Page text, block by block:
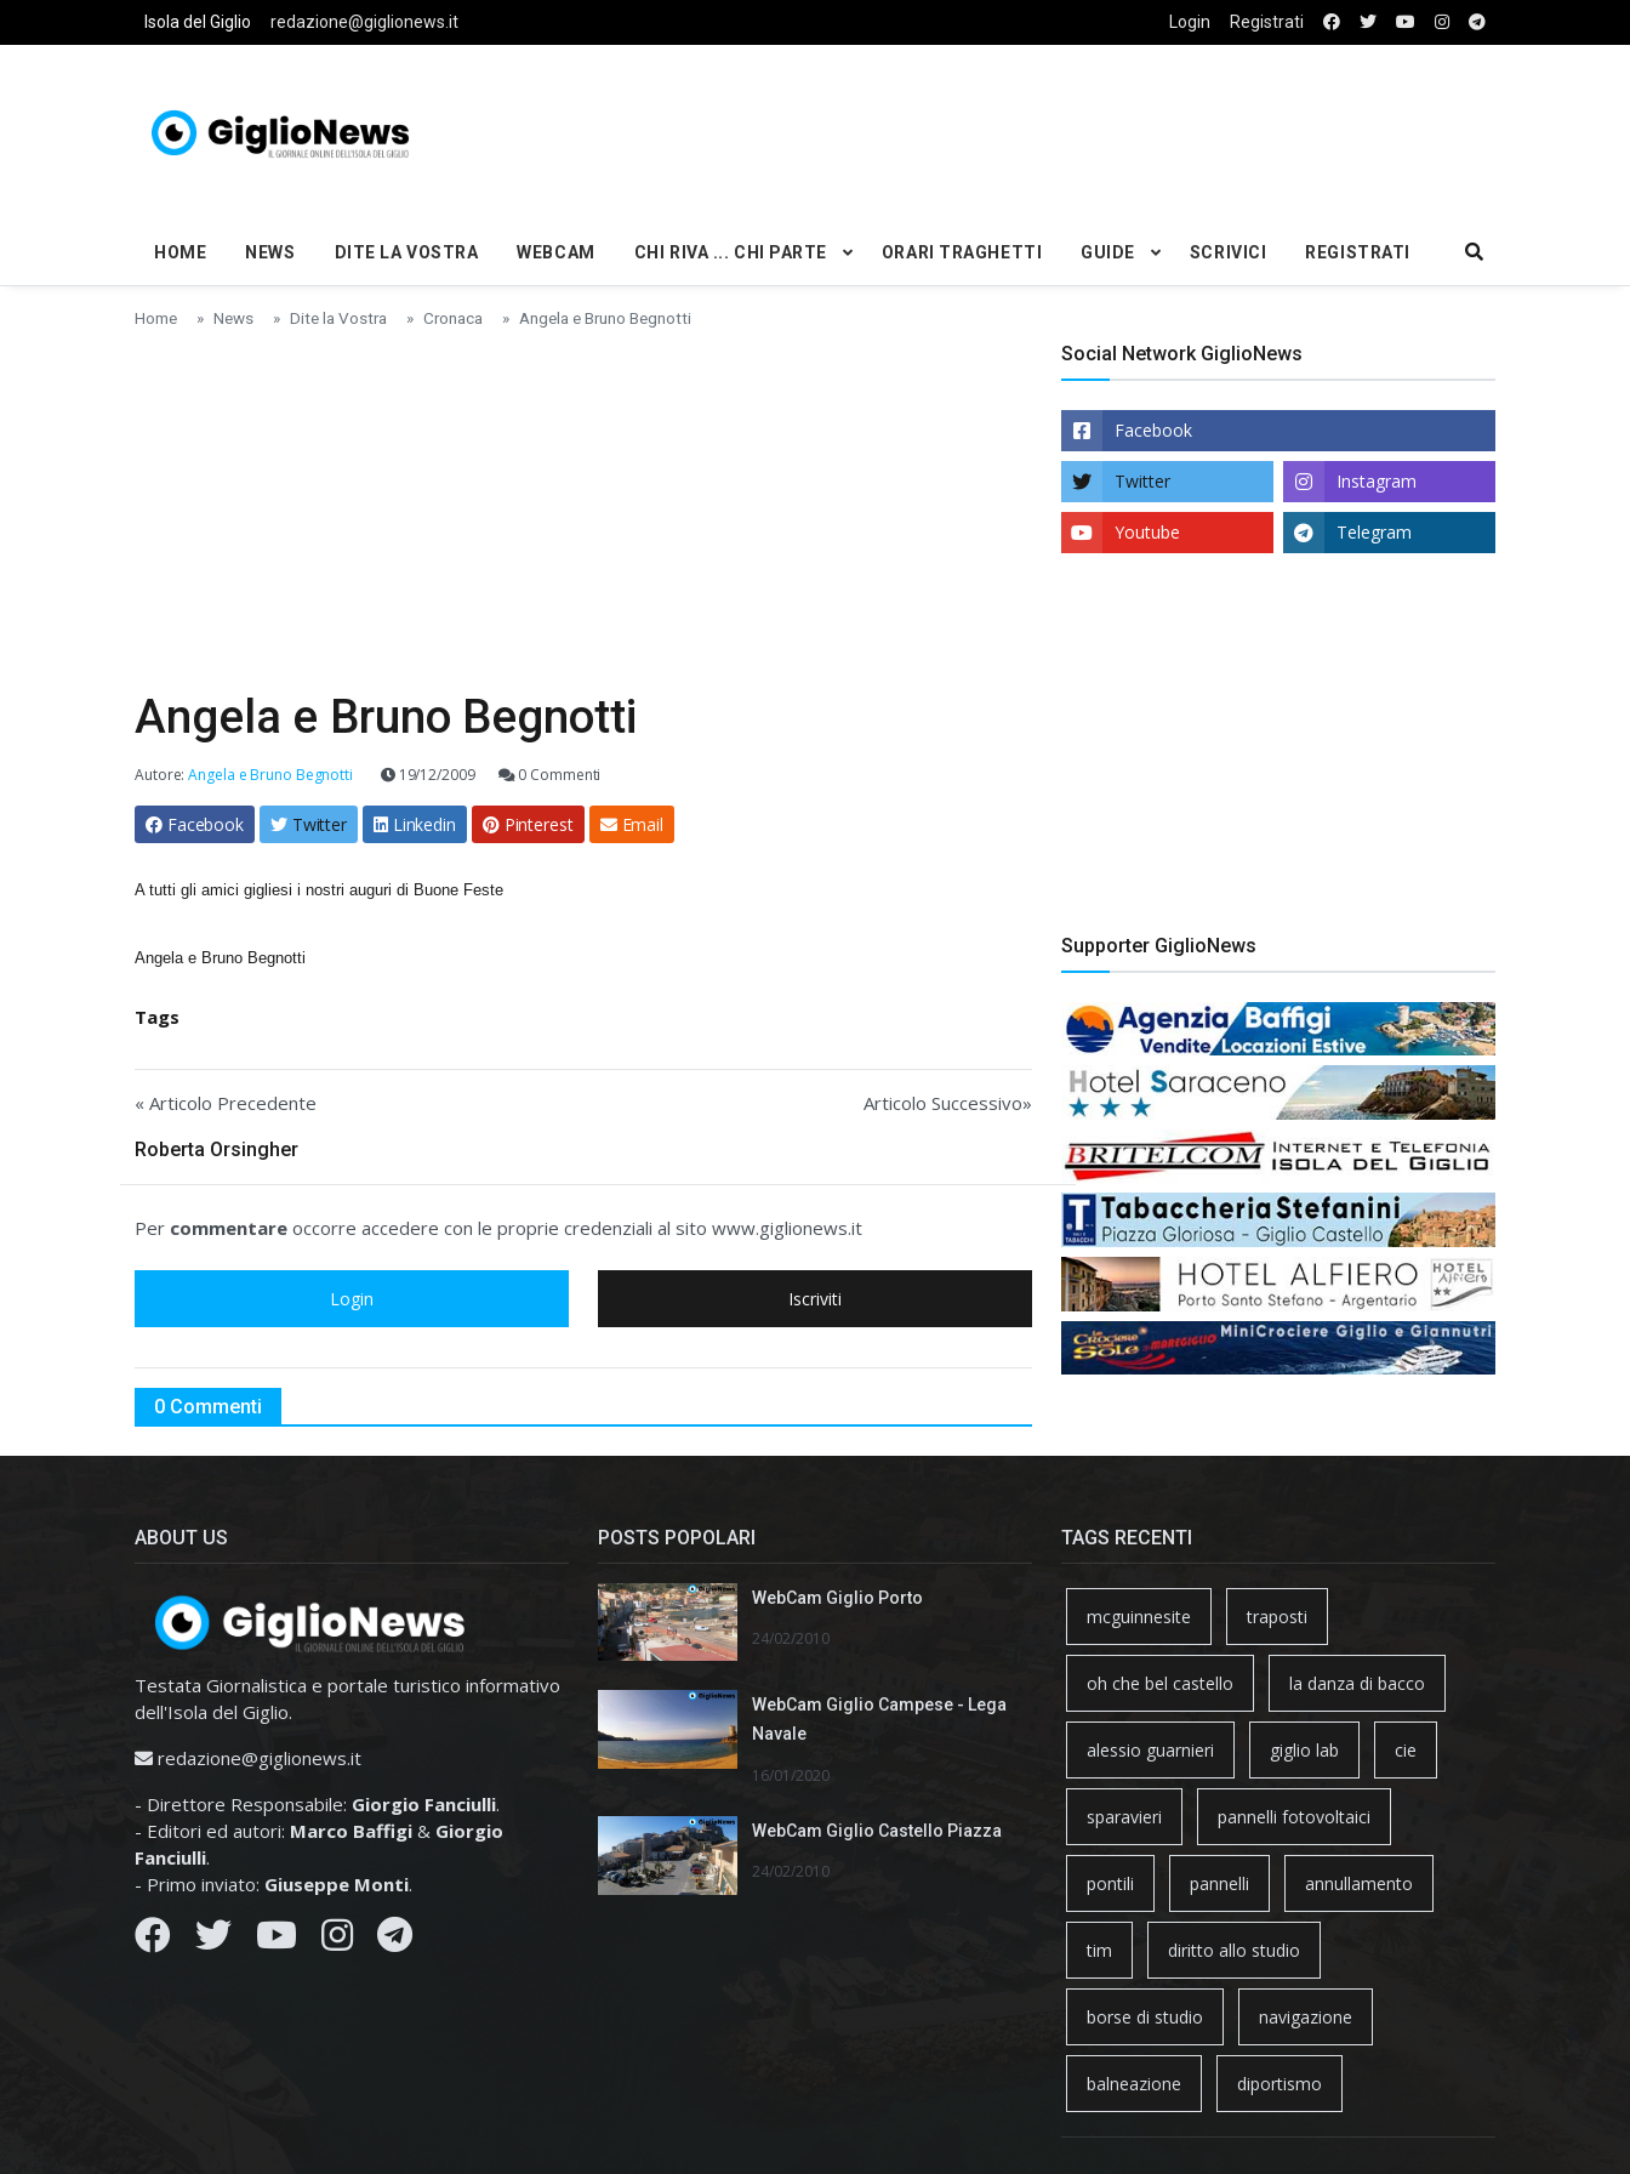
Skip to main content
Isola del Giglio redazione@giglionews.it Login Registrati
HOME NEWS DITE LA VOSTRA WEBCAM CHI RIVA ... CHI PARTE ORARI TRAGHETTI GUIDE SCRIVICI REGISTRATI
Home News Dite la Vostra Cronaca Angela e Bruno Begnotti
Angela e Bruno Begnotti
Autore:Angela e Bruno Begnotti 19/12/2009 0 Commenti
Facebook Twitter Linkedin Pinterest Email
A tutti gli amici gigliesi i nostri auguri di Buone Feste
Angela e Bruno Begnotti
Tags
« Articolo Precedente
Roberta Orsingher
Articolo Successivo»
Per commentare occorre accedere con le proprie credenziali al sito www.giglionews.it
Login Iscriviti
0 Commenti
Social Network GiglioNews
Facebook
Twitter Instagram
Youtube Telegram
Supporter GiglioNews
ABOUT US
Testata Giornalistica e portale turistico informativo
dell'Isola del Giglio.
redazione@giglionews.it
- Direttore Responsabile: Giorgio Fanciulli.
- Editori ed autori: Marco Baffigi & Giorgio
Fanciulli.
- Primo inviato: Giuseppe Monti.
POSTS POPOLARI
WebCam Giglio Porto
24/02/2010
WebCam Giglio Campese - Lega
Navale
16/01/2020
WebCam Giglio Castello Piazza
24/02/2010
TAGS RECENTI
mcguinnesite traposti
oh che bel castello la danza di bacco
alessio guarnieri giglio lab cie
sparavieri pannelli fotovoltaici
pontili pannelli annullamento
tim diritto allo studio
borse di studio navigazione
balneazione diportismo